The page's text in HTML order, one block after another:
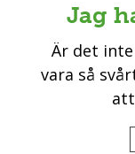
Jag
Är det
vara så